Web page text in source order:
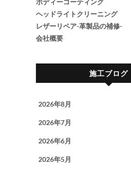
ボディーコーティング
ヘッドライトクリーニング
レザーリペア-革製品の補修-
会社概要
施工ブログ
2026年8月
2026年7月
2026年6月
2026年5月